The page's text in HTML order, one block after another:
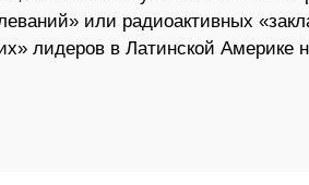
или радиоактивных
лидеров в Латинской Америке